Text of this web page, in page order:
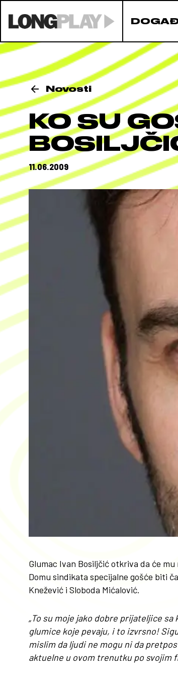
Novosti
KO SU
11.06.2009
Glumac Ivan Bosiljčić otkriva da će
Domu sindikata specijalne gošće biti
Knežević i Sloboda Mićalović.
„To su moje jako dobre prijateljice
glumice koje pevaju, i to izvrsno!
mislim da ljudi ne mogu ni da
aktuelne u ovom trenutku po svojim